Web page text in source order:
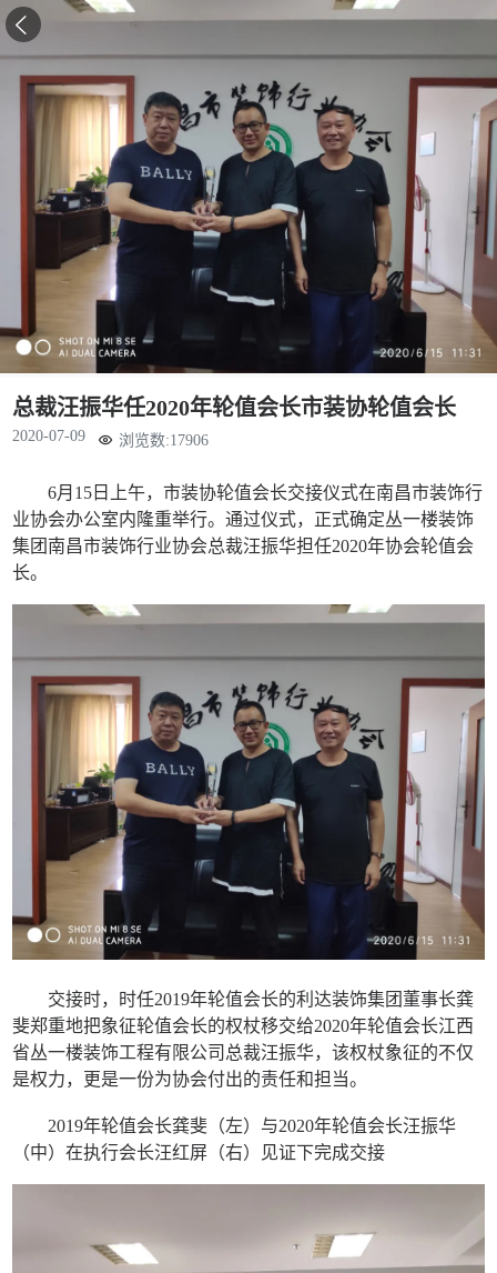

总裁汪振华任2020年轮值会长市装协轮值会长
2020-07-09 浏览数:17906
6月15日上午，市装协轮值会长交接仪式在南昌市装饰行
业协会办公室内隆重举行。通过仪式，正式确定丛一楼装饰
集团南昌市装饰行业协会总裁汪振华担任2020年协会轮值会
长。
交接时，时任2019年轮值会长的利达装饰集团董事长龚
斐郑重地把象征轮值会长的权杖移交给2020年轮值会长江西
省丛一楼装饰工程有限公司总裁汪振华，该权杖象征的不仅
是权力，更是一份为协会付出的责任和担当。
2019年轮值会长龚斐（左）与2020年轮值会长汪振华
（中）在执行会长汪红屏（右）见证下完成交接